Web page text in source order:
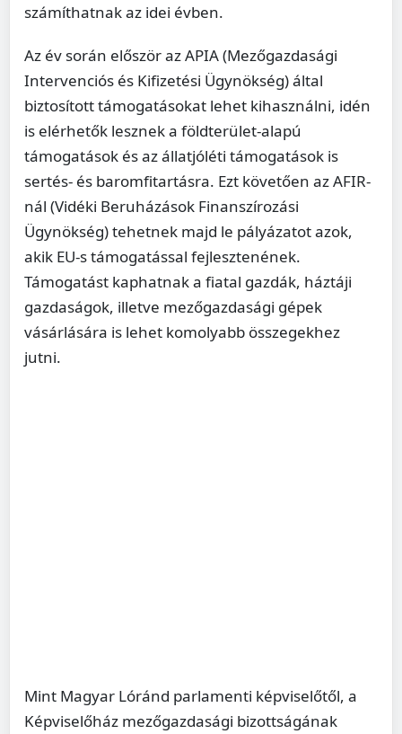
számíthatnak az idei évben.
Az év során először az APIA (Mezőgazdasági
Intervenciós és Kifizetési Ügynökség) által
biztosított támogatásokat lehet kihasználni, idén
is elérhetők lesznek a földterület-alapú
támogatások és az állatjóléti támogatások is
sertés- és baromfitartásra. Ezt követően az AFIR-
nál (Vidéki Beruházások Finanszírozási
Ügynökség) tehetnek majd le pályázatot azok,
akik EU-s támogatással fejlesztenének.
Támogatást kaphatnak a fiatal gazdák, háztáji
gazdaságok, illetve mezőgazdasági gépek
vásárlására is lehet komolyabb összegekhez
jutni.
Mint Magyar Lóránd parlamenti képviselőtől, a
Képviselőház mezőgazdasági bizottságának